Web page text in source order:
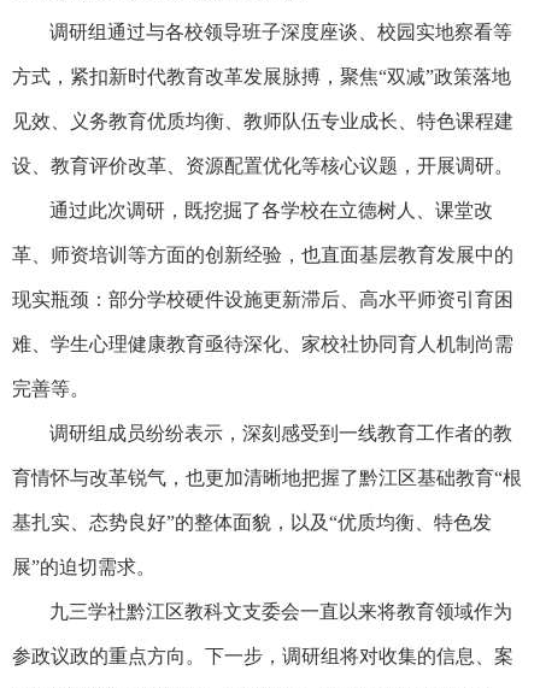
调研组通过与各校领导班子深度座谈、校园实地察看等
方式，紧扣新时代教育改革发展脉搏，聚焦“双减”政策落地
见效、义务教育优质均衡、教师队伍专业成长、特色课程建
设、教育评价改革、资源配置优化等核心议题，开展调研。​
通过此次调研，既挖掘了各学校在立德树人、课堂改
革、师资培训等方面的创新经验，也直面基层教育发展中的
现实瓶颈：部分学校硬件设施更新滞后、高水平师资引育困
难、学生心理健康教育亟待深化、家校社协同育人机制尚需
完善等。
调研组成员纷纷表示，深刻感受到一线教育工作者的教
育情怀与改革锐气，也更加清晰地把握了黔江区基础教育“根
基扎实、态势良好”的整体面貌，以及“优质均衡、特色发
展”的迫切需求。​
九三学社黔江区教科文支委会一直以来将教育领域作为
参政议政的重点方向。下一步，调研组将对收集的信息、案